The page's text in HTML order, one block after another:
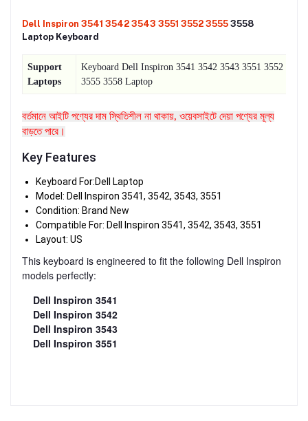
Dell Inspiron 3541 3542 3543 3551 3552 3555 3558
Laptop Keyboard
Support
Laptops
Keyboard Dell Inspiron 3541 3542 3543 3551 3552
3555 3558 Laptop
বর্তমানে আইটি পণ্যের দাম স্থিতিশীল না থাকায়, ওয়েবসাইটে দেয়া পণ্যের মূল্য
বাড়তে পারে।
Key Features
Keyboard For:Dell Laptop
Model: Dell Inspiron 3541, 3542, 3543, 3551
Condition: Brand New
Compatible For: Dell Inspiron 3541, 3542, 3543, 3551
Layout: US
This keyboard is engineered to fit the following Dell Inspiron
models perfectly:
Dell Inspiron 3541
Dell Inspiron 3542
Dell Inspiron 3543
Dell Inspiron 3551